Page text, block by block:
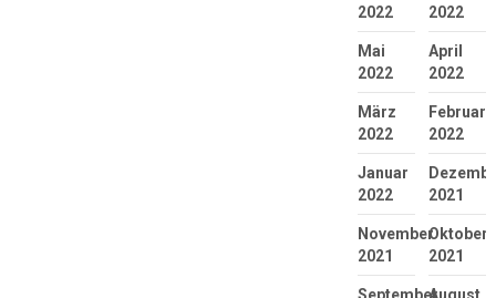
2022
2022
Mai
2022
April
2022
März
2022
Februar
2022
Januar
2022
2021
November
2021
Oktober
2021